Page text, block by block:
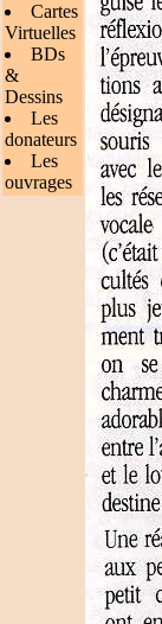
Cartes
Virtuelles
BDs
&
Dessins
Les
donateurs
Les
ouvrages